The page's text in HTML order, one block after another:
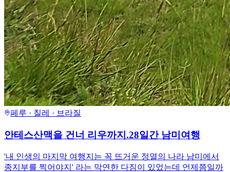
페루 · 칠레 · 브라질
안테스산맥을 건너 리우까지.28일간 남미여행
'내 인생의 마지막 여행지는 꼭 뜨거운 정열의 나라 남미에서
종지부를 찍어야지' 라는 막연한 다짐이 있었는데 언제쯤일까